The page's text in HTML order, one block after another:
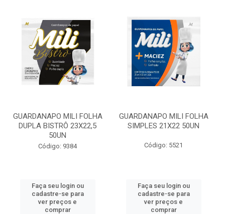
GUARDANAPO MILI FOLHA
DUPLA BISTRÔ 23X22,5
50UN
Código: 9384
Faça seu login ou
cadastre-se para
ver preços e
comprar
GUARDANAPO MILI FOLHA
SIMPLES 21X22 50UN
Código: 5521
Faça seu login ou
cadastre-se para
ver preços e
comprar